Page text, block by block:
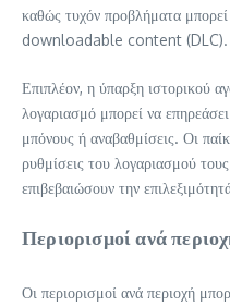
καθώς τυχόν προβλήματα
downloadable content (DLC).
Επιπλέον, η ύπαρξη ιστορικού
λογαριασμό μπορεί να
μπόνους ή αναβαθμίσεις. Οι
ρυθμίσεις του λογαριασμού
επιβεβαιώσουν την
Περιορισμοί ανά
Οι περιορισμοί ανά περιοχή